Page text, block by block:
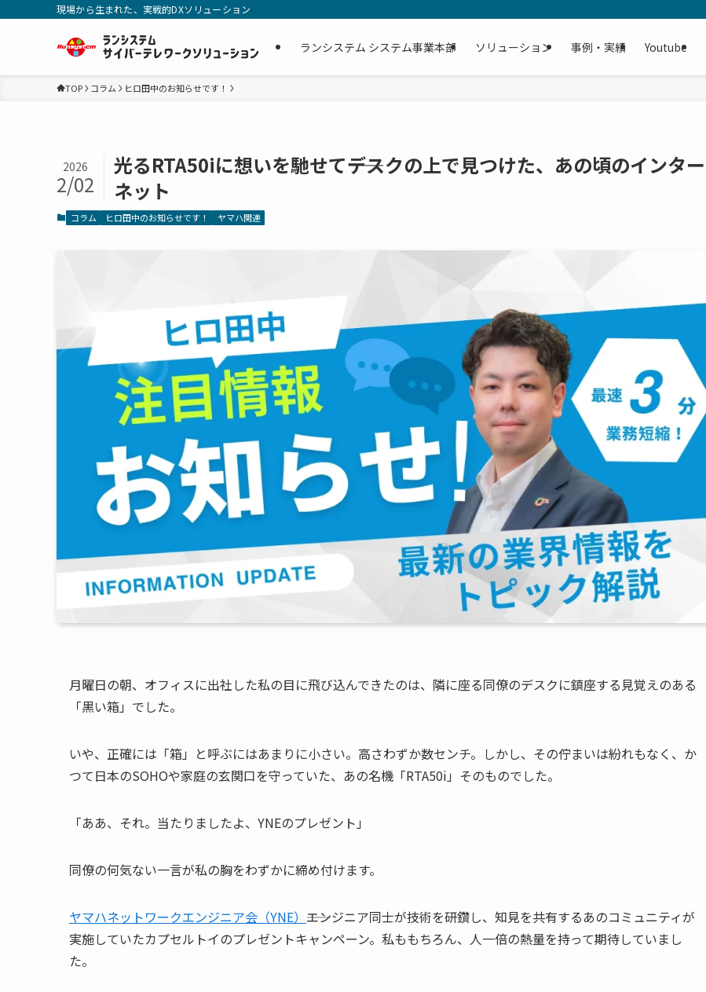
現場から生まれた、実戦的DXソリューション
ランシステム システム事業本部 ソリューション 事例・実績 Youtube
TOP コラム ヒロ田中のお知らせです！
光るRTA50iに想いを馳せて――デスクの上で見つけた、あの頃のインター
ネット
2026
2/02
コラム ヒロ田中のお知らせです！ ヤマハ関連
月曜日の朝、オフィスに出社した私の目に飛び込んできたのは、隣に座る同僚のデスクに鎮座する見覚えのある
「黒い箱」でした。
いや、正確には「箱」と呼ぶにはあまりに小さい。高さわずか数センチ。しかし、その佇まいは紛れもなく、か
つて日本のSOHOや家庭の玄関口を守っていた、あの名機「RTA50i」そのものでした。
「ああ、それ。当たりましたよ、YNEのプレゼント」
同僚の何気ない一言が私の胸をわずかに締め付けます。
ヤマハネットワークエンジニア会（YNE） ――エンジニア同士が技術を研鑽し、知見を共有するあのコミュニティが
実施していたカプセルトイのプレゼントキャンペーン。私ももちろん、人一倍の熱量を持って期待していまし
た。